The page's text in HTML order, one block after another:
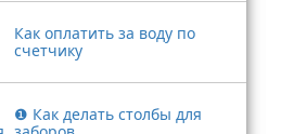
Как оплатить за воду по
счетчику
❶ Как делать столбы для